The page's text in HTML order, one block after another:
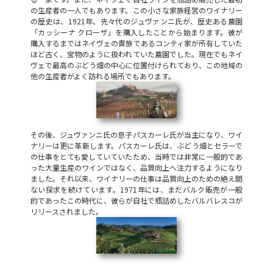
の生産者の一人でもあります。この小さな家族経営のワイナリー
の歴史は、1921年、先々代のジュヴァンニ氏が、歴史ある農園
「カッシーナ クローザ」を購入したことから始まります。彼が
購入するまではネイヴェの貴族であるコンティ家が所有していた
ほど古く、宝物のように扱われていた農園でした。現在でもネイ
ヴェで最高のぶどう畑の中心に位置付けられており、この地域の
他の生産者がよく訪れる場所でもあります。
その後、ジュヴァンニ氏の息子パスカーレ氏が当主になり、ワイ
ナリーは更に革新します。パスカーレ氏は、ぶどう畑とセラーで
の仕事をとても愛していていたため、当時では非常に一般的であ
った大量生産のワインではなく、品質向上へ注力するようになり
ました。それ以来、ワイナリーの仕事は品質向上のための絶え間
ない探求を続けています。1971年には、まだバルク販売が一般
的であったこの時代に、彼らが自社で瓶詰めしたバルバレスコが
リリースされました。